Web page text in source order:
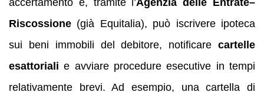
Riscossione (già Equitalia), può iscrivere ipoteca
sui beni immobili del debitore, notificare cartelle
esattoriali e avviare procedure esecutive in tempi
relativamente brevi. Ad esempio, una cartella di